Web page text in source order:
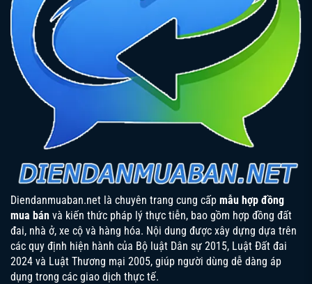
Diendanmuaban.net là chuyên trang cung cấp mẫu hợp đồng
mua bán và kiến thức pháp lý thực tiễn, bao gồm hợp đồng đất
đai, nhà ở, xe cộ và hàng hóa. Nội dung được xây dựng dựa trên
các quy định hiện hành của Bộ luật Dân sự 2015, Luật Đất đai
2024 và Luật Thương mại 2005, giúp người dùng dễ dàng áp
dụng trong các giao dịch thực tế.